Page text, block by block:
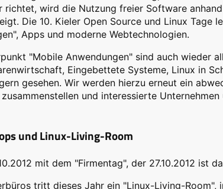
richtet, wird die Nutzung freier Software
Die 10. Kieler Open Source und Linux Tage
Apps und moderne Webtechnologien.
"Mobile Anwendungen" sind auch wieder
Eingebettete Systeme, Linux in
gesehen. Wir werden hierzu erneut ein
und interessierte
und Linux-Living-Room
mit dem "Firmentag", der 27.10.2012 ist
tritt dieses Jahr ein "Linux-Living-Room",